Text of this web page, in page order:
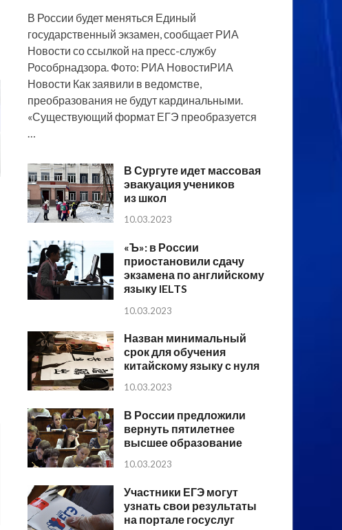
В России будет меняться Единый
государственный экзамен, сообщает РИА
Новости со ссылкой на пресс-службу
Рособрнадзора. Фото: РИА НовостиРИА
Новости Как заявили в ведомстве,
преобразования не будут кардинальными.
«Существующий формат ЕГЭ преобразуется
В Сургуте идет массовая
эвакуация учеников
из школ
10.03.2023
«Ъ»: в России
приостановили сдачу
экзамена по английскому
языку IELTS
10.03.2023
Назван минимальный
срок для обучения
китайскому языку с нуля
10.03.2023
В России предложили
вернуть пятилетнее
высшее образование
10.03.2023
Участники ЕГЭ могут
узнать свои результаты
на портале госуслуг